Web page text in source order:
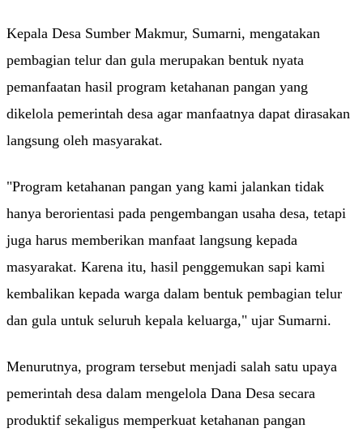
Kepala Desa Sumber Makmur, Sumarni, mengatakan
pembagian telur dan gula merupakan bentuk nyata
pemanfaatan hasil program ketahanan pangan yang
dikelola pemerintah desa agar manfaatnya dapat dirasakan
langsung oleh masyarakat.
"Program ketahanan pangan yang kami jalankan tidak
hanya berorientasi pada pengembangan usaha desa, tetapi
juga harus memberikan manfaat langsung kepada
masyarakat. Karena itu, hasil penggemukan sapi kami
kembalikan kepada warga dalam bentuk pembagian telur
dan gula untuk seluruh kepala keluarga," ujar Sumarni.
Menurutnya, program tersebut menjadi salah satu upaya
pemerintah desa dalam mengelola Dana Desa secara
produktif sekaligus memperkuat ketahanan pangan